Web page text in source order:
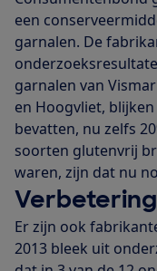
een
garnalen. De
garnalen van
en Hoogvliet,
bevatten, nu zelfs
soorten glutenvrij
waren, zijn dat nu
Verbetering
Er zijn ook
2013 bleek uit